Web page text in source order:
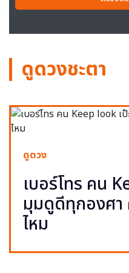
ดูดวงชะตา
ดูดวง
เบอร์โทร คน
มุมดูดีทุกองศา
ไหม